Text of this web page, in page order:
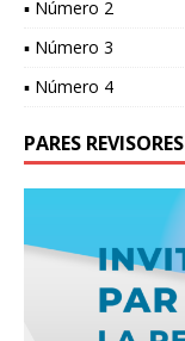
▪ Número 2
▪ Número 3
▪ Número 4
PARES REVISORES